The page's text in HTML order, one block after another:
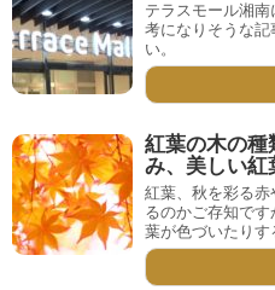
テラスモール湘
考になりそうな記
い。
紅葉の木の
み、美しい紅
紅葉、秋を彩る
るのかご存知で
葉が色づいたりす